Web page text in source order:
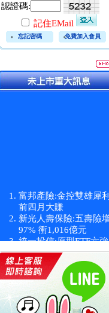
認證碼:
記住EMail
忘記密碼 免費加入會員
富邦產險:金控雙雄犀
前四月大賺
新光人壽保險:五壽險
97% 衝1,016億元
統一投信:原型ETF六強
統一投信:主動式ETF溢
價 被盯上
新光人壽保險:新壽Q1外
價金將達996億
宇辰系統科技:宇辰業績